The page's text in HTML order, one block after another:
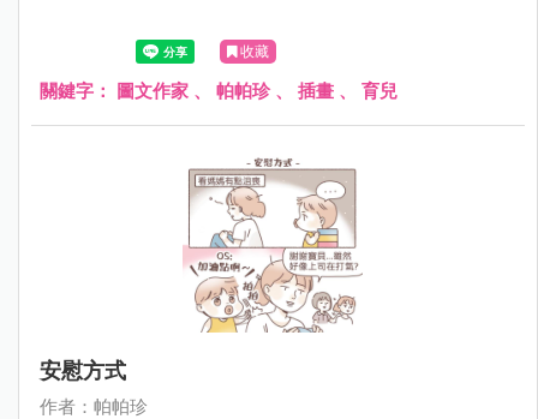
收藏
關鍵字： 圖文作家 、 帕帕珍、 插畫 、 育兒
安慰方式
作者：帕帕珍